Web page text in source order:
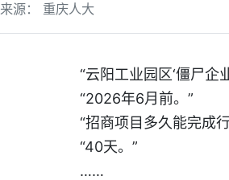
来源： 重庆人大
“云阳工业园区‘僵尸企
“2026年6月前。”
“招商项目多久能完成
“40天。”
……